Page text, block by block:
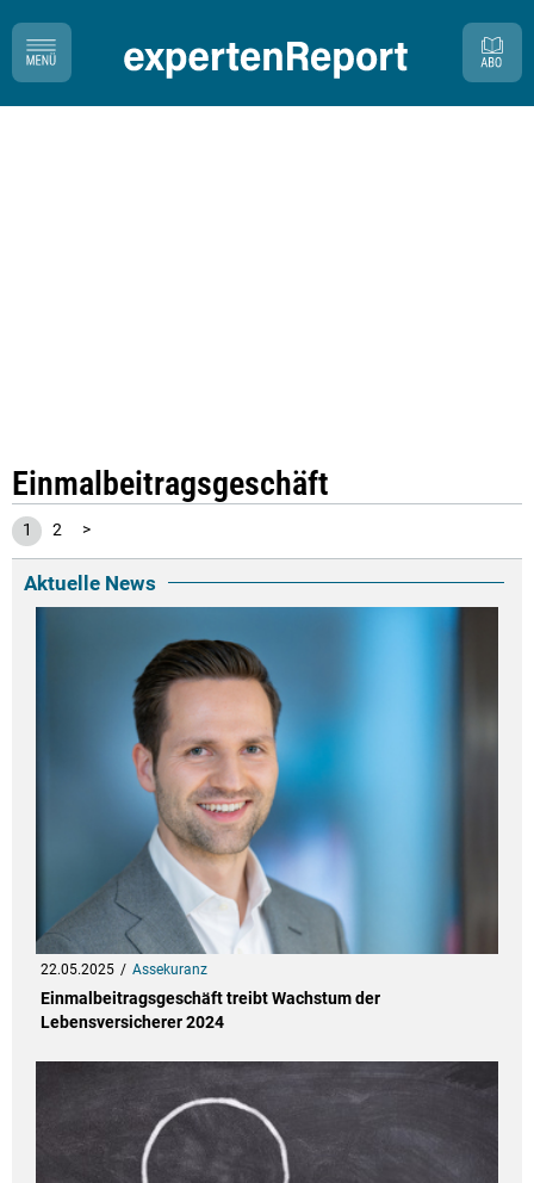
Einmalbeitragsgeschäft
1 2 >
Aktuelle News
22.05.2025 Assekuranz
Einmalbeitragsgeschäft treibt Wachstum der
Lebensversicherer 2024